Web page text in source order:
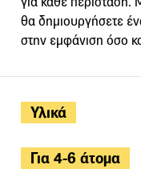
Υλικά
Για 4-6 άτομα
θα δημιουργήσετε
στην εμφάνιση όσο